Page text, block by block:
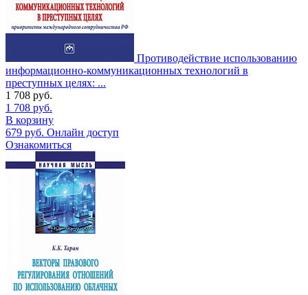
Противодействие использованию
информационно-коммуникационных технологий в
преступных целях: ...
1 708 руб.
1 708 руб.
В корзину
679 руб. Онлайн доступ
Ознакомиться